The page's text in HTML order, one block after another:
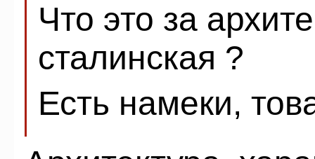
Что это за
сталинская ?
Есть намеки,